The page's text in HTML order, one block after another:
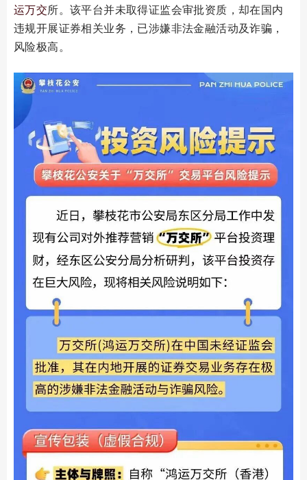
运万交所。该平台并未取得证监会审批资质，却在国内
违规开展证券相关业务，已涉嫌非法金融活动及诈骗，
风险极高。